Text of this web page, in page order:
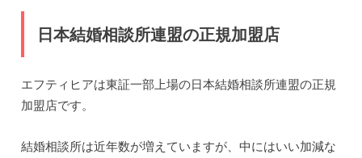
日本結婚相談所連盟の正規加盟店
エフティヒアは東証一部上場の日本結婚相談所連盟の正規
加盟店です。
結婚相談所は近年数が増えていますが、中にはいい加減な